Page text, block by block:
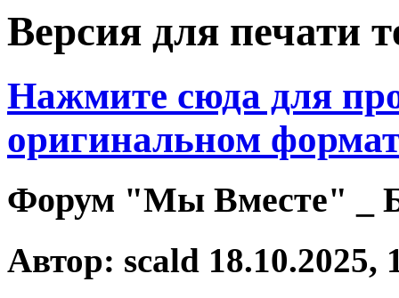
Версия для печати
Нажмите сюда для
оригинальном
Форум "Мы Вместе" _
Автор: scald 18.10.2025,